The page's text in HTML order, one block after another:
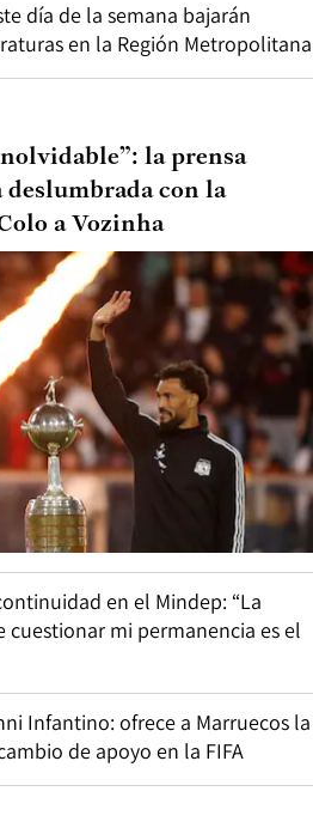
día de la semana bajarán
en la Región Metropolitana
la prensa
con la
a Vozinha
en el Mindep: “La
cuestionar mi permanencia es el
Infantino: ofrece a Marruecos la
de apoyo en la FIFA